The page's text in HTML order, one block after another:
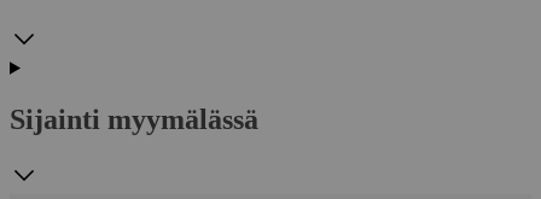
Sijainti myymälässä